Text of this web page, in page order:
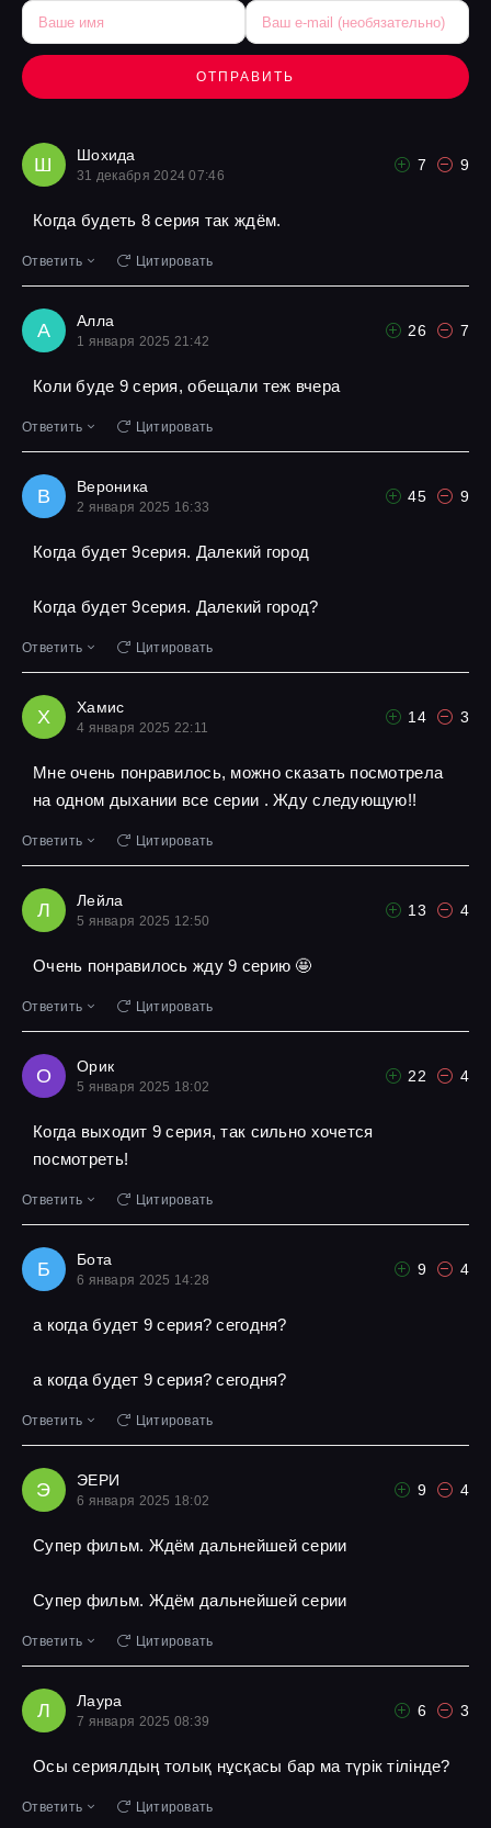
ОТПРАВИТЬ
Ш Шохида
31 декабря 2024 07:46
7 9
Когда будеть 8 серия так ждём.
Ответить Цитировать
А Алла
1 января 2025 21:42
26 7
Коли буде 9 серия, обещали теж вчера
Ответить Цитировать
В Вероника
2 января 2025 16:33
45 9
Когда будет 9серия. Далекий город
Когда будет 9серия. Далекий город?
Ответить Цитировать
Х Хамис
4 января 2025 22:11
14 3
Мне очень понравилось, можно сказать посмотрела
на одном дыхании все серии . Жду следующую!!
Ответить Цитировать
Л Лейла
5 января 2025 12:50
13 4
Очень понравилось жду 9 серию 🤩
Ответить Цитировать
О Орик
5 января 2025 18:02
22 4
Когда выходит 9 серия, так сильно хочется
посмотреть!
Ответить Цитировать
Б Бота
6 января 2025 14:28
9 4
а когда будет 9 серия? сегодня?
а когда будет 9 серия? сегодня?
Ответить Цитировать
Э ЭЕРИ
6 января 2025 18:02
9 4
Супер фильм. Ждём дальнейшей серии
Супер фильм. Ждём дальнейшей серии
Ответить Цитировать
Л Лаура
7 января 2025 08:39
6 3
Осы сериялдың толық нұсқасы бар ма түрік тілінде?
Ответить Цитировать